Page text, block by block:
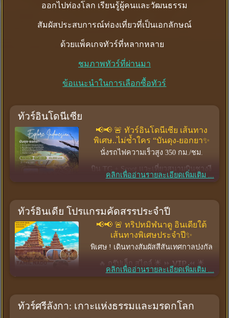
ออกไปท่องโลก เรียนรู้ผู้คนและวัฒนธรรม
สัมผัสประสบการณ์ท่องเที่ยวที่เป็นเอกลักษณ์
ด้วยแพ็คเกจทัวร์ที่หลากหลาย
ชมภาพทัวร์ที่ผ่านมา
ข้อแนะนำในการเลือกซื้อทัวร์
ทัวร์อินโดนีเซีย
📢📢 🚨 ทัวร์อินโดนีเซีย เส้นทาง
พิเศษ..ไม่ซ้ำใคร “บันดุง-ยอกยา✨
นั่งรถไฟความเร็วสูง 350 กม./ชม.
บิน TG + Scoot แวะเที่ยวสนามบินชางงี
เช็คทรู
คลิกเพื่ออ่านรายละเอียดเพิ่มเติม ...
ทัวร์อินเดีย โปรแกรมคัดสรรประจำปี
📢📢 🚨 ทริปทมิฬนาดู อินเดียใต้
เส้นทางพิเศษประจำปี✨
พิเศษ ! เดินทางสัมผัสสีสันเทศกาลปงกัล
🔥 กรุ๊ปเล็ก สไตล์ 🌟 ⏩ 𝗩𝗜𝗣 ⏪ 🌟
คลิกเพื่ออ่านรายละเอียดเพิ่มเติม ...
ทัวร์ศรีลังกา: เกาะแห่งธรรมและมรดกโลก